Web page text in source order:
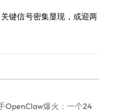
键信号密集显现，或迎两
OpenClaw爆火：一个24